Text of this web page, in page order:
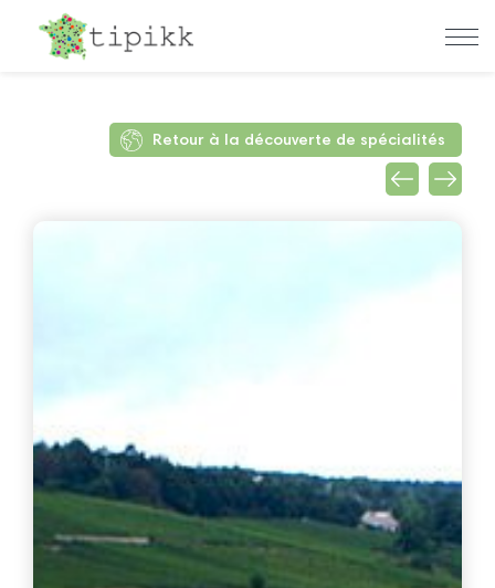
Retour à la découverte de spécialités